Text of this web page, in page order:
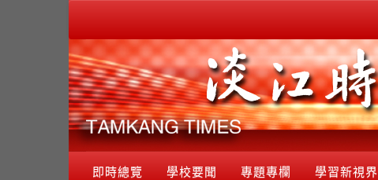
即時總覽 學校要聞 專題專欄 學習新視界